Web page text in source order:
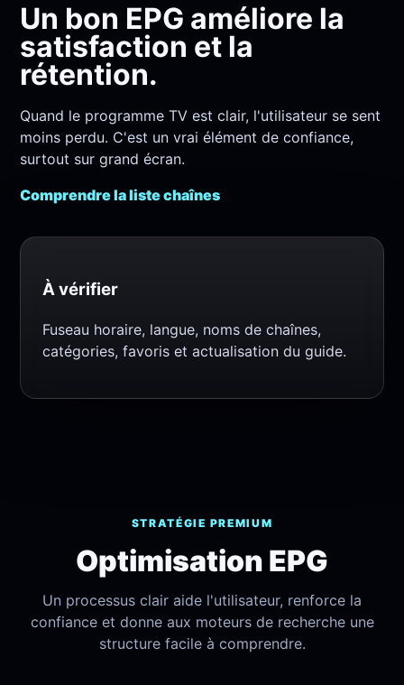
Un bon EPG améliore la
satisfaction et la
rétention.
Quand le programme TV est clair, l'utilisateur se sent
moins perdu. C'est un vrai élément de confiance,
surtout sur grand écran.
Comprendre la liste chaînes
À vérifier
Fuseau horaire, langue, noms de chaînes,
catégories, favoris et actualisation du guide.
STRATÉGIE PREMIUM
Optimisation EPG
Un processus clair aide l'utilisateur, renforce la
confiance et donne aux moteurs de recherche une
structure facile à comprendre.